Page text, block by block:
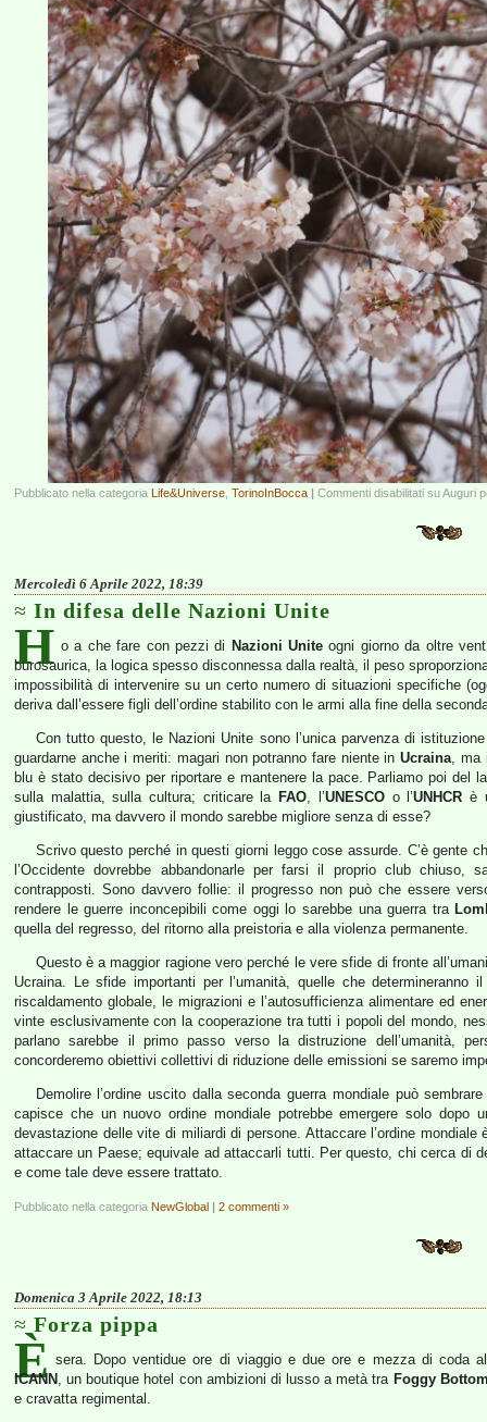
Pubblicato nella categoria Life&Universe TorinoInBocca | Commenti disabilitati su Auguri
Mercoledì 6 Aprile 2022, 18:39
In difesa delle Nazioni Unite
H o a che fare con pezzi di Nazioni Unite ogni giorno da oltre
burosaurica, la logica spesso disconnessa dalla realtà, il peso
impossibilità di intervenire su un certo numero di situazioni specifiche
deriva dall’essere figli dell’ordine stabilito con le armi alla fine della
Con tutto questo, le Nazioni Unite sono l’unica parvenza di
guardarne anche i meriti: magari non potranno fare niente inUcraina, ma
blu è stato decisivo per riportare e mantenere la pace. Parliamo poi del
sulla malattia, sulla cultura; criticare la FAO, l’UNESCOo l’UNHCR è
giustificato, ma davvero il mondo sarebbe migliore senza di esse?
Scrivo questo perché in questi giorni leggo cose assurde. C’è gente
l’Occidente dovrebbe abbandonarle per farsi il proprio club chiuso,
contrapposti. Sono davvero follie: il progresso non può che essere
rendere le guerre inconcepibili come oggi lo sarebbe una guerra tra
quella del regresso, del ritorno alla preistoria e alla violenza permanente.
Questo è a maggior ragione vero perché le vere sfide di fronte
Ucraina. Le sfide importanti per l’umanità, quelle che
riscaldamento globale, le migrazioni e l’autosufficienza alimentare ed
vinte esclusivamente con la cooperazione tra tutti i popoli del mondo,
parlano sarebbe il primo passo verso la distruzione dell’umanità,
concorderemo obiettivi collettivi di riduzione delle emissioni se saremo
Demolire l’ordine uscito dalla seconda guerra mondiale può
capisce che un nuovo ordine mondiale potrebbe emergere solo
devastazione delle vite di miliardi di persone. Attaccare l’ordine
attaccare un Paese; equivale ad attaccarli tutti. Per questo, chi cerca di
e come tale deve essere trattato.
Pubblicato nella categoria NewGlobal | 2 commenti »
Domenica 3 Aprile 2022, 18:13
Forza pippa
È sera. Dopo ventidue ore di viaggio e due ore e mezza di coda
ICANN , un boutique hotel con ambizioni di lusso a metà tra Foggy
e cravatta regimental.